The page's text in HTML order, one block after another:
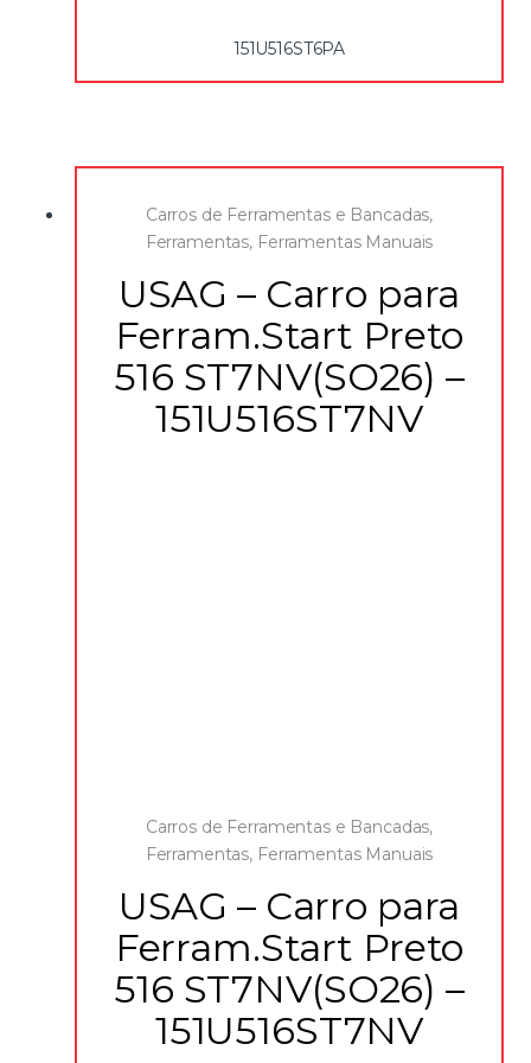
giratórias, uma das quais com travão – Corpo e gavetas
em chapa de aço com processo epóxi, cor vermelha RAL
151U516ST6PA
Carros de Ferramentas e Bancadas,
Ferramentas, Ferramentas Manuais
USAG – Carro para
Ferram.Start Preto
516 ST7NV(SO26) –
151U516ST7NV
Carros de Ferramentas e Bancadas,
Ferramentas, Ferramentas Manuais
USAG – Carro para
Ferram.Start Preto
516 ST7NV(SO26) –
151U516ST7NV